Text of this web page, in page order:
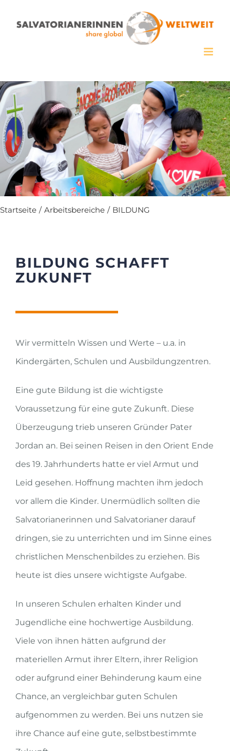
Inhalt
Startseite / Arbeitsbereiche / BILDUNG
BILDUNG SCHAFFT
ZUKUNFT
Wir vermitteln Wissen und Werte – u.a. in
Kindergärten, Schulen und Ausbildungzentren.
Eine gute Bildung ist die wichtigste
Voraussetzung für eine gute Zukunft. Diese
Überzeugung trieb unseren Gründer Pater
Jordan an. Bei seinen Reisen in den Orient Ende
des 19. Jahrhunderts hatte er viel Armut und
Leid gesehen. Hoffnung machten ihm jedoch
vor allem die Kinder. Unermüdlich sollten die
Salvatorianerinnen und Salvatorianer darauf
dringen, sie zu unterrichten und im Sinne eines
christlichen Menschenbildes zu erziehen. Bis
heute ist dies unsere wichtigste Aufgabe.
In unseren Schulen erhalten Kinder und
Jugendliche eine hochwertige Ausbildung.
Viele von ihnen hätten aufgrund der
materiellen Armut ihrer Eltern, ihrer Religion
oder aufgrund einer Behinderung kaum eine
Chance, an vergleichbar guten Schulen
aufgenommen zu werden. Bei uns nutzen sie
ihre Chance auf eine gute, selbstbestimmte